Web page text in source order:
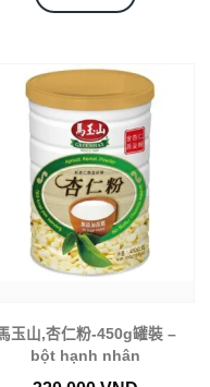
玉山,杏仁粉-450g罐裝 –
bột hạnh nhân